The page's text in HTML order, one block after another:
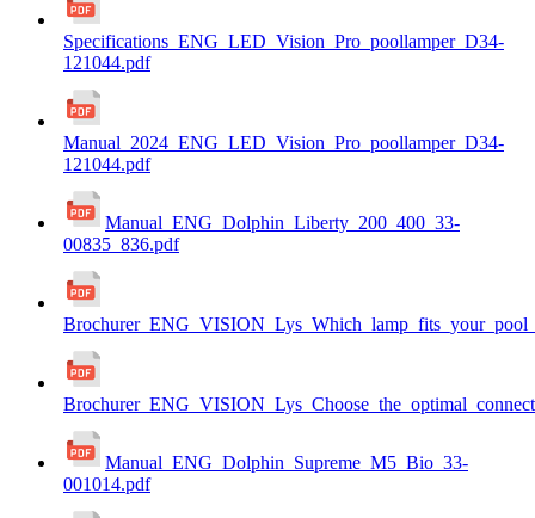
Specifications_ENG_LED_Vision_Pro_poollamper_D34-
121044.pdf
Manual_2024_ENG_LED_Vision_Pro_poollamper_D34-
121044.pdf
Manual_ENG_Dolphin_Liberty_200_400_33-
00835_836.pdf
Manual_ENG_Dolphin_Supreme_M5_Bio_33-
001014.pdf